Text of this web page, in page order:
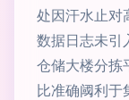
处因汗水止对
数据日志未引
仓储大楼分拣
比准确阈利于